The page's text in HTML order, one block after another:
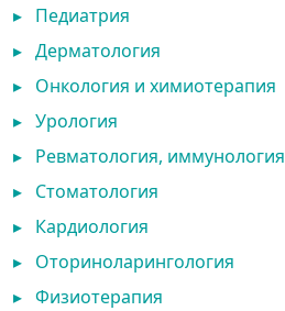
▸ Педиатрия
▸ Дерматология
▸ Онкология и химиотерапия
▸ Урология
▸ Ревматология, иммунология
▸ Стоматология
▸ Кардиология
▸ Оториноларингология
▸ Физиотерапия